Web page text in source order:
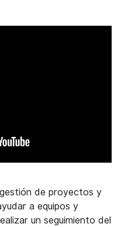
de proyectos y
a equipos y
un seguimiento del